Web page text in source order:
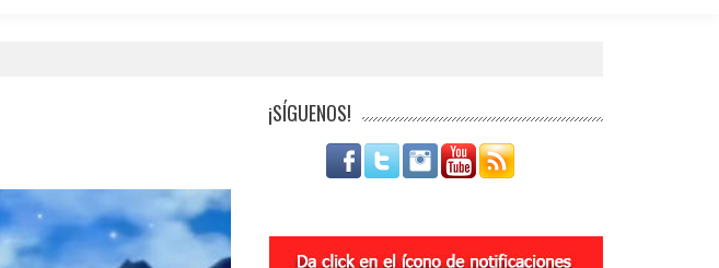
¡SÍGUENOS!